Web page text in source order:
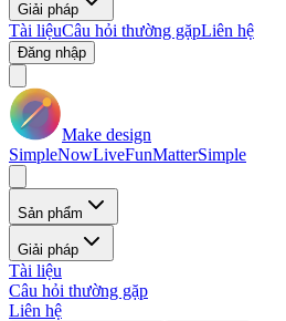
Giải pháp
Tài liệuCâu hỏi thường gặpLiên hệ
Đăng nhập
Make design
SimpleNowLiveFunMatterSimple
Sản phẩm
Giải pháp
Tài liệu
Câu hỏi thường gặp
Liên hệ